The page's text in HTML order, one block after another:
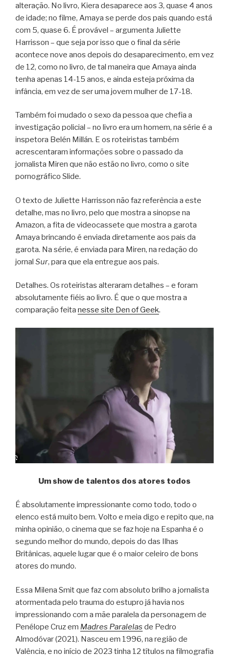
alteração. No livro, Kiera desaparece aos 3, quase 4 anos
de idade; no filme, Amaya se perde dos pais quando está
com 5, quase 6. É provável – argumenta Juliette
Harrisson – que seja por isso que o final da série
acontece nove anos depois do desaparecimento, em vez
de 12, como no livro, de tal maneira que Amaya ainda
tenha apenas 14-15 anos, e ainda esteja próxima da
infância, em vez de ser uma jovem mulher de 17-18.
Também foi mudado o sexo da pessoa que chefia a
investigação policial – no livro era um homem, na série é a
inspetora Belén Millán. E os roteiristas também
acrescentaram informações sobre o passado da
jornalista Miren que não estão no livro, como o site
pornográfico Slide.
O texto de Juliette Harrisson não faz referência a este
detalhe, mas no livro, pelo que mostra a sinopse na
Amazon, a fita de videocassete que mostra a garota
Amaya brincando é enviada diretamente aos pais da
garota. Na série, é enviada para Miren, na redação do
jornal Sur, para que ela entregue aos pais.
Detalhes. Os roteiristas alteraram detalhes – e foram
absolutamente fiéis ao livro. É que o que mostra a
comparação feita nesse site Den of Geek.
Um show de talentos dos atores todos
É absolutamente impressionante como todo, todo o
elenco está muito bem. Volto e meia digo e repito que, na
minha opinião, o cinema que se faz hoje na Espanha é o
segundo melhor do mundo, depois do das Ilhas
Britânicas, aquele lugar que é o maior celeiro de bons
atores do mundo.
Essa Milena Smit que faz com absoluto brilho a jornalista
atormentada pelo trauma do estupro já havia nos
impressionando com a mãe paralela da personagem de
Penélope Cruz em Madres Paralelas de Pedro
Almodóvar (2021). Nasceu em 1996, na região de
Valência, e no início de 2023 tinha 12 títulos na filmografia